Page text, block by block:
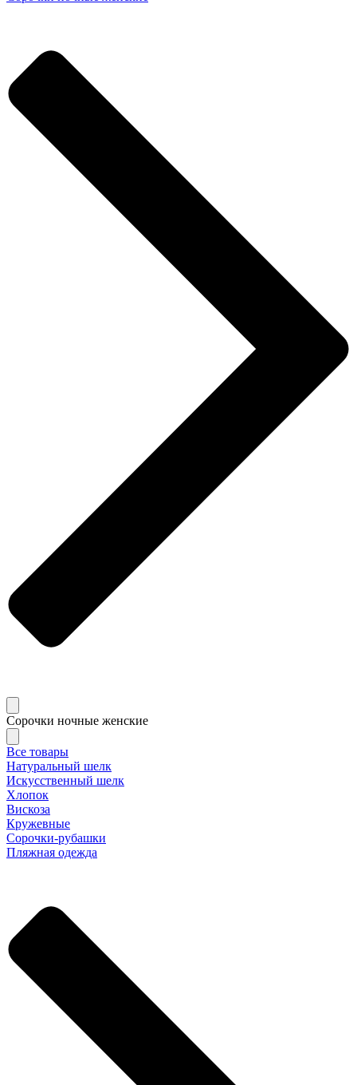
Сорочки ночные женские
Все товары
Натуральный шелк
Искусственный шелк
Хлопок
Вискоза
Кружевные
Сорочки-рубашки
Пляжная одежда